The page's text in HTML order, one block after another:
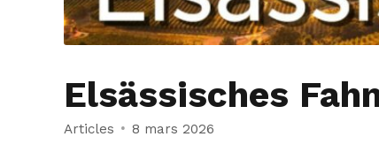
Elsässisches
Articles 8 mars 2026